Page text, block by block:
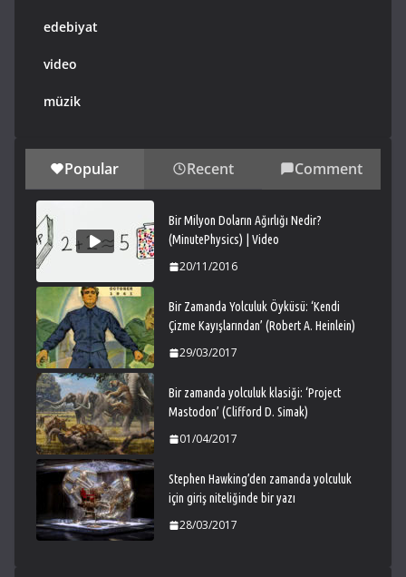
edebiyat
video
müzik
Popular Recent Comment
Bir Milyon Doların Ağırlığı Nedir?
(MinutePhysics) | Video
20/11/2016
Bir Zamanda Yolculuk Öyküsü: ‘Kendi
Çizme Kayışlarından’ (Robert A. Heinlein)
29/03/2017
Bir zamanda yolculuk klasiği: ‘Project
Mastodon’ (Clifford D. Simak)
01/04/2017
Stephen Hawking’den zamanda yolculuk
için giriş niteliğinde bir yazı
28/03/2017